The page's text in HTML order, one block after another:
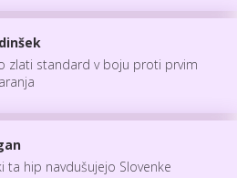
zlati standard v boju proti prvim
ta hip navdušujejo Slovenke